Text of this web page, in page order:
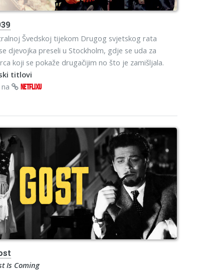
Švedskoj tijekom Drugog svjetskog rata
djevojka preseli u Stockholm, gdje se uda za
koji se pokaže drugačijim no što je zamišljala.
titlovi
na
NETFLIXU
Is Coming